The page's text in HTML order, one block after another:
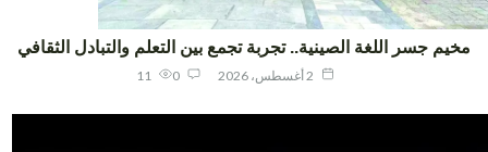
جسر اللغة الصينية.. تجربة تجمع بين التعلم والتبادل الثقافي
11